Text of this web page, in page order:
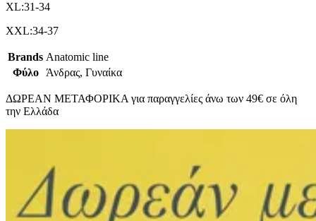
XL:31-34
XXL:34-37
Brands Anatomic line
Φύλο
Άνδρας, Γυναίκα
ΔΩΡΕΑΝ ΜΕΤΑΦΟΡΙΚΑ για παραγγελίες άνω των 49€ σε όλη
την Ελλάδα